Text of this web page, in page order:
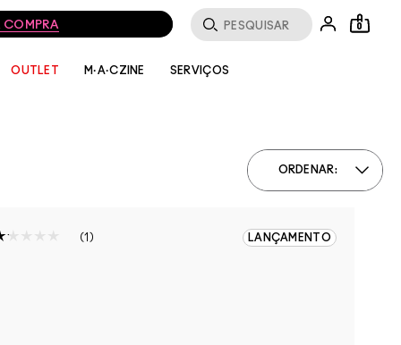
COMPRA 0
OUTLET M·A·CZINE SERVIÇOS
ORDENAR:
1 LANÇAMENTO